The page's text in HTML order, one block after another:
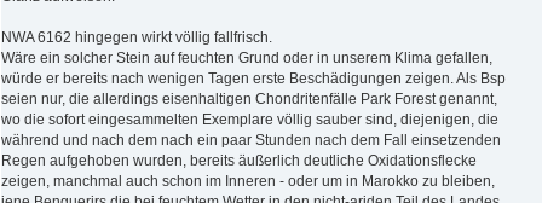
NWA 6162 hingegen wirkt völlig fallfrisch.
Wäre ein solcher Stein auf feuchten Grund oder in unserem Klima gefallen,
würde er bereits nach wenigen Tagen erste Beschädigungen zeigen. Als Bsp
seien nur, die allerdings eisenhaltigen Chondritenfälle Park Forest genannt,
wo die sofort eingesammelten Exemplare völlig sauber sind, diejenigen, die
während und nach dem nach ein paar Stunden nach dem Fall einsetzenden
Regen aufgehoben wurden, bereits äußerlich deutliche Oxidationsflecke
zeigen, manchmal auch schon im Inneren - oder um in Marokko zu bleiben,